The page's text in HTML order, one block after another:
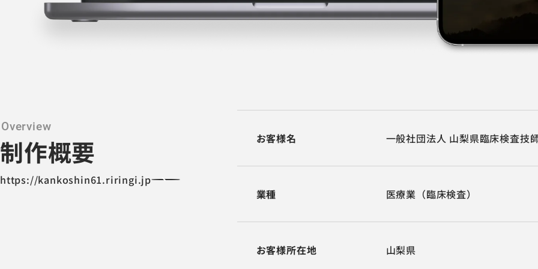
制作概要 お客様名 一般社団法人 山梨県臨床検査技
業種 医療業（臨床検査）
お客様所在地 山梨県
https://kankoshin61.riringi.jp